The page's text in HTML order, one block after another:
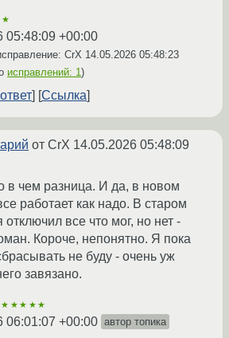
05:48:09 +00:00
CrX 14.05.2026 05:48:23
исправлений: 1)
Ссылка
от CrX 14.05.2026 05:48:09
в чем разница. И да, в новом
работает как надо. В старом
все что мог, но нет -
Короче, непонятно. Я пока
не буду - очень уж
завязано.
★★★★★
06:01:07 +00:00 автор топика